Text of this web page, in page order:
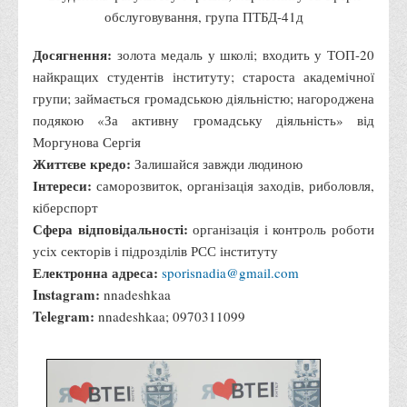
Корисні посилання
З організації виховної та культурно-мистецької роботи
студентів
Технічних засобів навчання
Редакційно-видавничий
Центри
Розвитку кар’єри
Ресурсний центр зі сталого розвитку
Моніторингу якості освітнього процесу та інноваційного
розвитку
Грантових проєктів
Грантові проєкти ВТЕІ ДТЕУ
Підтримки технологій та інновацій (TISC)
обслуговування, група ПТБД-41д
Досягнення: золота медаль у школі; входить у ТОП-20
найкращих студентів інституту; староста академічної
групи; займається громадською діяльністю; нагороджена
подякою «За активну громадську діяльність» від
Моргунова Сергія
Життєве кредо: Залишайся завжди людиною
Інтереси: саморозвиток, організація заходів, риболовля,
кіберспорт
Сфера відповідальності: організація і контроль роботи
усіх секторів і підрозділів РСС інституту
Електронна адреса: sporisnadia@gmail.com
Instagram: nnadeshkaa
Telegram: nnadeshkaa; 0970311099